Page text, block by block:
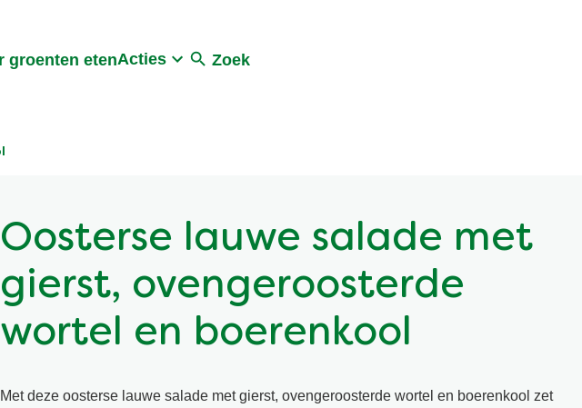
groenten etenActies Zoek
Oosterse lauwe salade met
gierst, ovengeroosterde
wortel en boerenkool
Met deze oosterse lauwe salade met gierst, ovengeroosterde wortel en boerenkool zet